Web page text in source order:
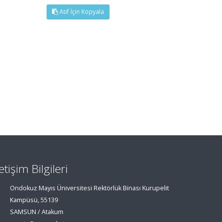
Atıf İçin Kopyala
Bilgileri
Ondokuz Mayıs Üniversitesi Rektörlük Binası Kurupelit
Kampüsü, 55139
SAMSUN / Atakum